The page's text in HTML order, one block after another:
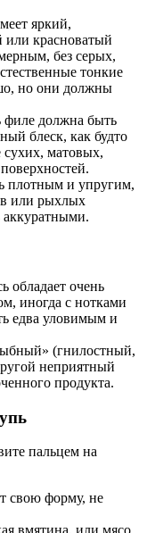
яркий,
красноватый
без серых,
тонкие
но они должны
филе должна быть
блеск, как будто
сухих, матовых,
плотным и упругим,
или рыхлых
обладает очень
иногда с нотками
едва уловимым и
(гнилостный,
неприятный
продукта.
пальцем на
свою форму, не